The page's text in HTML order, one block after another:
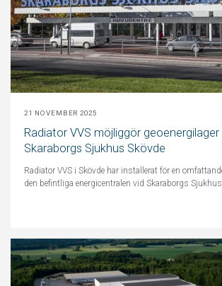
21 NOVEMBER 2025
Radiator VVS möjliggör geoenergilager
Skaraborgs Sjukhus Skövde
Radiator VVS i Skövde har installerat för en
den befintliga energicentralen vid Skaraborgs Sjukhus